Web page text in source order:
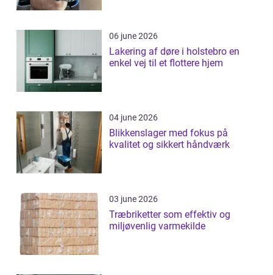
06 june 2026
Lakering af døre i holstebro en
enkel vej til et flottere hjem
04 june 2026
Blikkenslager med fokus på
kvalitet og sikkert håndværk
03 june 2026
Træbriketter som effektiv og
miljøvenlig varmekilde